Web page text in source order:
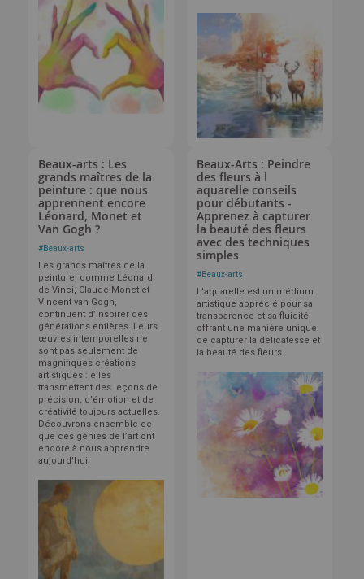
Beaux-arts : Les
grands maîtres de la
peinture : que nous
apprennent encore
Léonard, Monet et
Van Gogh ?
#Beaux-arts
Les grands maîtres de la
peinture, comme Léonard
de Vinci, Claude Monet et
Vincent van Gogh,
continuent d’inspirer des
générations entières. Leurs
œuvres intemporelles ne
sont pas seulement de
magnifiques créations
artistiques : elles
transmettent des leçons de
précision, d’émotion et de
créativité toujours actuelles.
Découvrons ensemble ce
que ces génies de l’art ont
encore à nous apprendre
aujourd’hui.
Beaux-Arts : Peindre
des fleurs à l
aquarelle conseils
pour débutants -
Apprenez à capturer
la beauté des fleurs
avec des techniques
simples
#Beaux-arts
L'aquarelle est un médium
artistique apprécié pour sa
transparence et sa fluidité,
offrant une manière unique
de capturer la délicatesse et
la beauté des fleurs.